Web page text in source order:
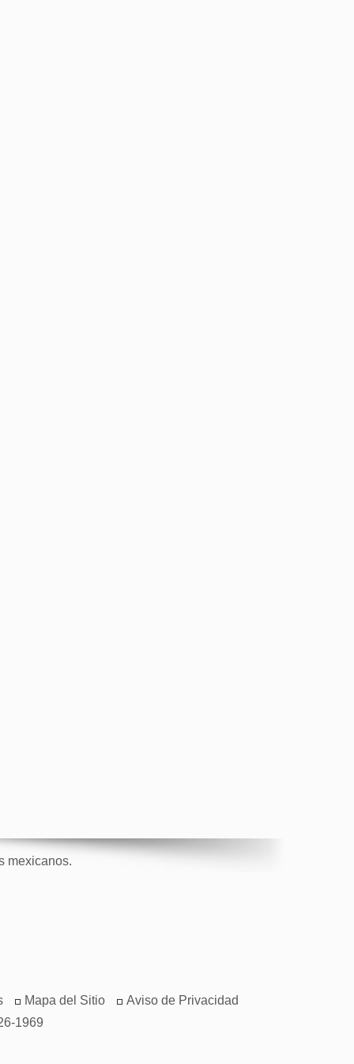
mexicanos.
Mapa del Sitio
Aviso de Privacidad
1969